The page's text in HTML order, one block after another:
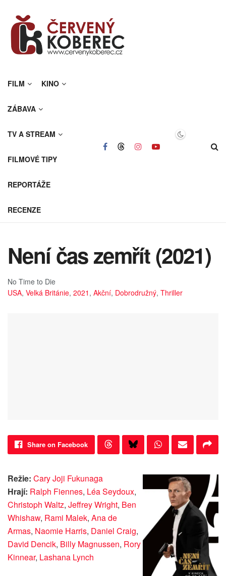
FILM KINO
ZÁBAVA
TV A STREAM
FILMOVÉ TIPY
REPORTÁŽE
RECENZE
Není čas zemřít (2021)
No Time to Die
USA, Velká Británie, 2021 , Akční, Dobrodružný, Thriller
Share on Facebook
Režie: Cary Joji Fukunaga
Hrají: Ralph Fiennes, Léa Seydoux,
Christoph Waltz, Jeffrey Wright, Ben
Whishaw, Rami Malek, Ana de
Armas, Naomie Harris, Daniel Craig,
David Dencik, Billy Magnussen, Rory
Kinnear, Lashana Lynch